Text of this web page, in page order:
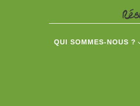
QUI SOMMES-NOUS ?